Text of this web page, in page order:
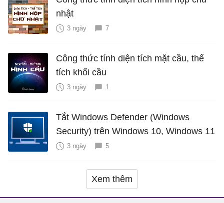
nhật
3 ngày 7
Công thức tính diện tích mặt cầu, thể
tích khối cầu
3 ngày 1
Tắt Windows Defender (Windows
Security) trên Windows 10, Windows 11
3 ngày 5
Xem thêm